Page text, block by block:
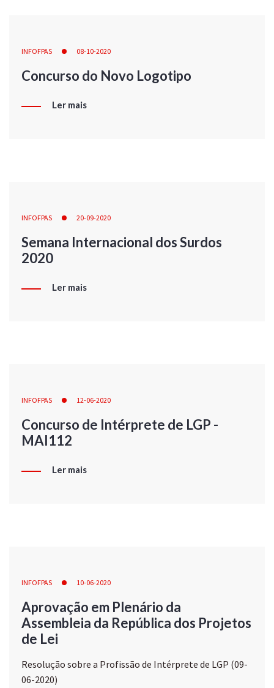
INFOFPAS 08-10-2020
Concurso do Novo Logotipo
Ler mais
INFOFPAS 20-09-2020
Semana Internacional dos Surdos
2020
Ler mais
INFOFPAS 12-06-2020
Concurso de Intérprete de LGP -
MAI112
Ler mais
INFOFPAS 10-06-2020
Aprovação em Plenário da
Assembleia da República dos Projetos
de Lei
Resolução sobre a Profissão de Intérprete de LGP (09-
06-2020)